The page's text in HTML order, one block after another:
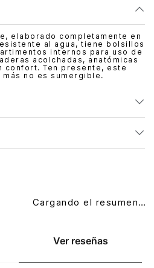
elaborado completamente en
al agua, tiene bolsillos
internos para uso de
acolchadas, anatómicas
confort. Ten presente, este
no es sumergible.
Ver reseñas
Cargando el resumen…